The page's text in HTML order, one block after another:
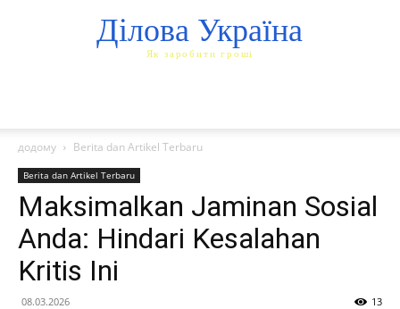
Ділова Україна
Як заробити гроші
додому Berita dan Artikel Terbaru
Berita dan Artikel Terbaru
Maksimalkan Jaminan Sosial
Anda: Hindari Kesalahan
Kritis Ini
08.03.2026 13